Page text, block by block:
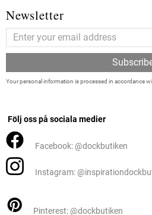
Newsletter
Your personal information is processed in accordance
Följ oss på sociala medier
Facebook: @dockbutiken
Instagram:
Pinterest: @dockbutiken